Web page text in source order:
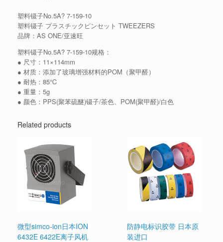
塑料镊子No.5A? 7-159-10
塑料镊子 プラスチックピンセット TWEEZERS
品牌：AS ONE/亚速旺
塑料镊子No.5A? 7-159-10规格：
● 尺寸：11×114mm
● 材质：添加了玻璃增强材料的POM（聚甲醛）
● 耐热：85℃
● 重量：5g
● 颜色：PPS(聚苯硫醚)镊子/茶色、POM(聚甲醛)/白色
Related products
微型simco-ion日本ION
6432E 6422E离子风机
防静电标识胶带 日本原
装进口